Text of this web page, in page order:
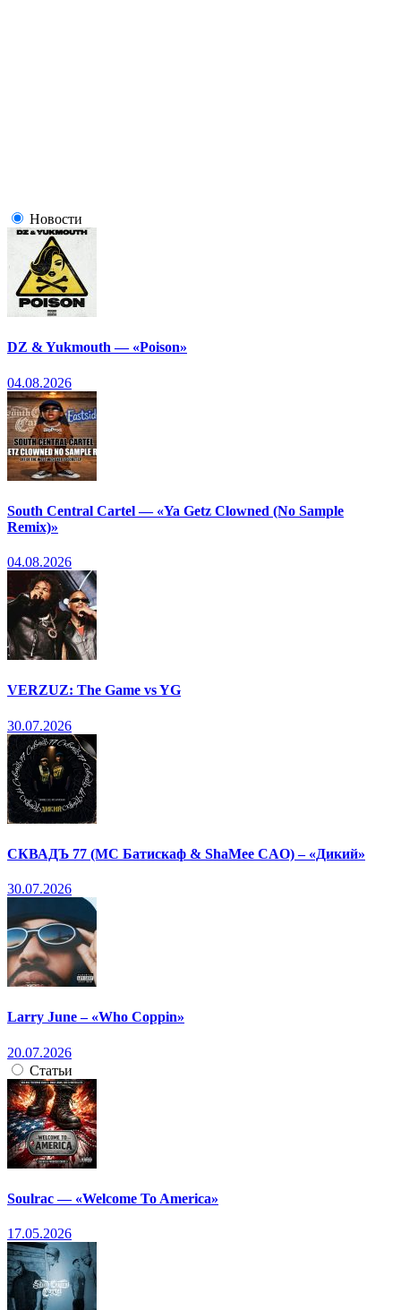
Новости
DZ & Yukmouth — «Poison»
04.08.2026
South Central Cartel — «Ya Getz Clowned (No Sample
Remix)»
04.08.2026
VERZUZ: The Game vs YG
30.07.2026
СКВАДЪ 77 (МС Батискаф & ShaMee CAO) – «Дикий»
30.07.2026
Larry June – «Who Coppin»
20.07.2026
Статьи
Soulrac — «Welcome To America»
17.05.2026